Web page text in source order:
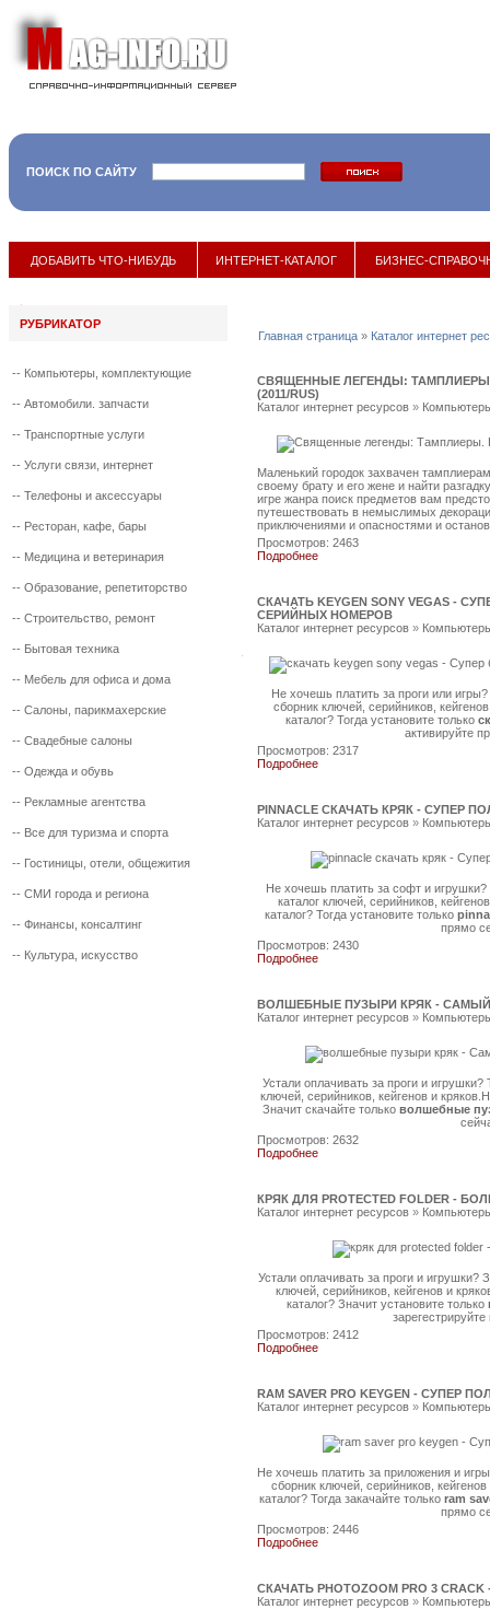
ПОИСК ПО САЙТУ
17 мая 2017:: Snoop Dog и
ДОБАВИТЬ ЧТО-НИБУДЬ ИНТЕРНЕТ-КАТАЛОГ БИЗНЕС-
РУБРИКАТОР
-- Компьютеры, комплектующие
-- Автомобили. запчасти
-- Транспортные услуги
-- Услуги связи, интернет
-- Телефоны и аксессуары
-- Ресторан, кафе, бары
-- Медицина и ветеринария
-- Образование, репетиторство
-- Строительство, ремонт
-- Бытовая техника
-- Мебель для офиса и дома
-- Салоны, парикмахерские
-- Свадебные салоны
-- Одежда и обувь
-- Рекламные агентства
-- Все для туризма и спорта
-- Гостиницы, отели, общежития
-- СМИ города и региона
-- Финансы, консалтинг
-- Культура, искусство
Главная страница » Каталог интернет
СВЯЩЕННЫЕ ЛЕГЕНДЫ:
(2011/RUS)
Каталог интернет ресурсов »
Маленький городок захвачен
своему брату и его жене и найти
игре жанра поиск предметов вам
путешествовать в немыслимых
приключениями и опасностями и
Просмотров: 2463
Подробнее
СКАЧАТЬ KEYGEN SONY VEGAS -
СЕРИЙНЫХ НОМЕРОВ
Каталог интернет ресурсов »
Не хочешь платить за проги или
сборник ключей, серийников,
каталог? Тогда установите только
активируйте
Просмотров: 2317
Подробнее
PINNACLE СКАЧАТЬ КРЯК - СУПЕР
Каталог интернет ресурсов »
Не хочешь платить за софт и
каталог ключей, серийников,
каталог? Тогда установите только
прямо
Просмотров: 2430
Подробнее
ВОЛШЕБНЫЕ ПУЗЫРИ КРЯК -
Каталог интернет ресурсов »
Устали оплачивать за проги и
ключей, серийников, кейгенов и
Значит скачайте только волшебные
Просмотров: 2632
Подробнее
КРЯК ДЛЯ PROTECTED FOLDER -
Каталог интернет ресурсов »
Устали оплачивать за проги и
ключей, серийников, кейгенов и
каталог? Значит установите только
Просмотров: 2412
Подробнее
RAM SAVER PRO KEYGEN - СУПЕР
Каталог интернет ресурсов »
Не хочешь платить за приложения и
сборник ключей, серийников,
каталог? Тогда закачайте только ram
прямо
Просмотров: 2446
Подробнее
СКАЧАТЬ PHOTOZOOM PRO 3
Каталог интернет ресурсов »